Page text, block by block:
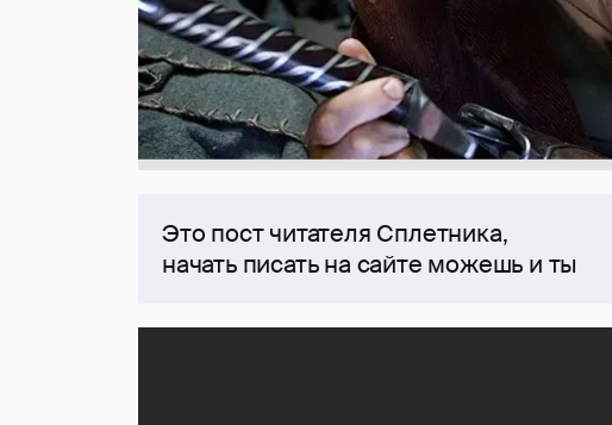
Это пост читателя Сплетника,
начать писать на сайте можешь и ты